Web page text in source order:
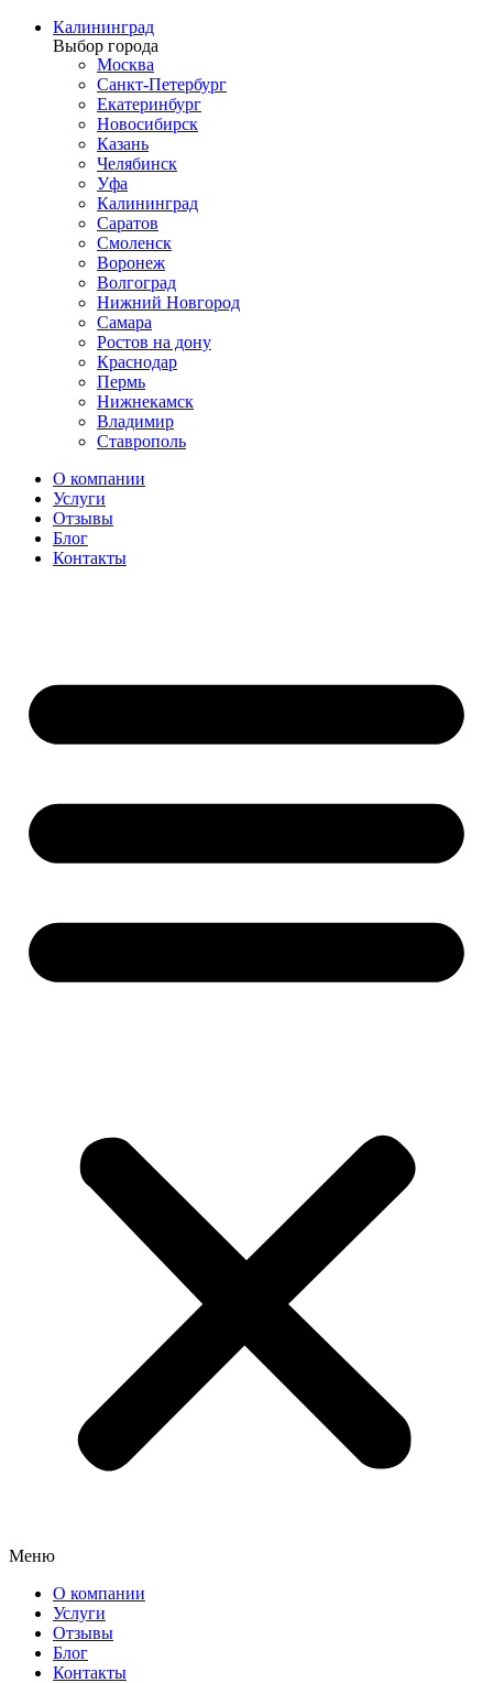
Калининград
Выбор города
Москва
Санкт-Петербург
Екатеринбург
Новосибирск
Казань
Челябинск
Уфа
Калининград
Саратов
Смоленск
Воронеж
Волгоград
Нижний Новгород
Самара
Ростов на дону
Краснодар
Пермь
Нижнекамск
Владимир
Ставрополь
О компании
Услуги
Отзывы
Блог
Контакты
Меню
О компании
Услуги
Отзывы
Блог
Контакты